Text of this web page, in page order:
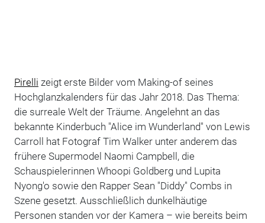
Pirelli zeigt erste Bilder vom Making-of seines
Hochglanzkalenders für das Jahr 2018. Das Thema:
die surreale Welt der Träume. Angelehnt an das
bekannte Kinderbuch "Alice im Wunderland" von Lewis
Carroll hat Fotograf Tim Walker unter anderem das
frühere Supermodel Naomi Campbell, die
Schauspielerinnen Whoopi Goldberg und Lupita
Nyong'o sowie den Rapper Sean "Diddy" Combs in
Szene gesetzt. Ausschließlich dunkelhäutige
Personen standen vor der Kamera – wie bereits beim